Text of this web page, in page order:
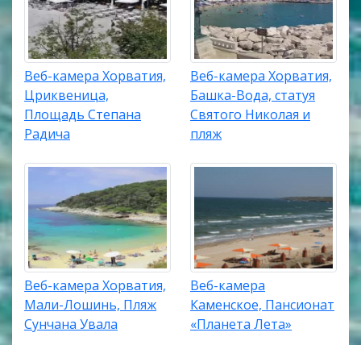
Веб-камера Хорватия,
Цриквеница,
Площадь Степана
Радича
Веб-камера Хорватия,
Башка-Вода, статуя
Святого Николая и
пляж
Веб-камера Хорватия,
Мали-Лошинь, Пляж
Сунчана Увала
Веб-камера
Каменское, Пансионат
«Планета Лета»